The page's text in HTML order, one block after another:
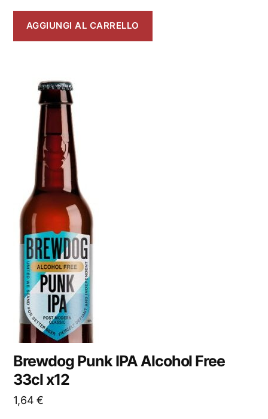
AGGIUNGI AL CARRELLO
Brewdog Punk IPA Alcohol Free
33cl x12
1,64€